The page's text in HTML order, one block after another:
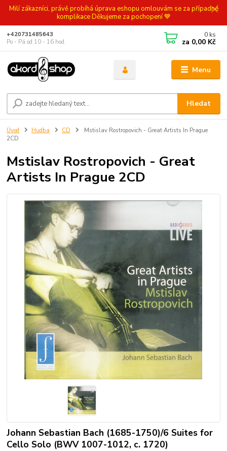
Milí zákazníci, právě probíhá úprava eshopu omlouvám se za případné
komplikace Děkujeme za pochopení 💙
Menu
Hledat
+420731485643
Po - Pá od 10 - 16 hod.
0 ks
za 0,00 Kč
Úvod Hudba CD
Mstislav Rostropovich - Great Artists In Prague
2CD
Mstislav Rostropovich - Great
Artists In Prague 2CD
Johann Sebastian Bach (1685-1750)/6 Suites for
Cello Solo (BWV 1007-1012, c. 1720)